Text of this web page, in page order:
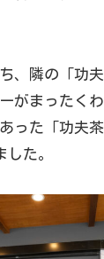
、隣の「功
がまったく
った「功夫
た。